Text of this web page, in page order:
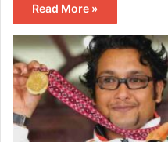
Read More »